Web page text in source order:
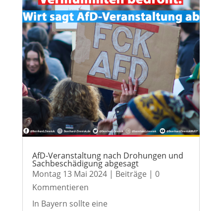
AfD-Veranstaltung nach Drohungen und
Sachbeschädigung abgesagt
Montag 13 Mai 2024| Beiträge | 0
Kommentieren
In Bayern sollte eine